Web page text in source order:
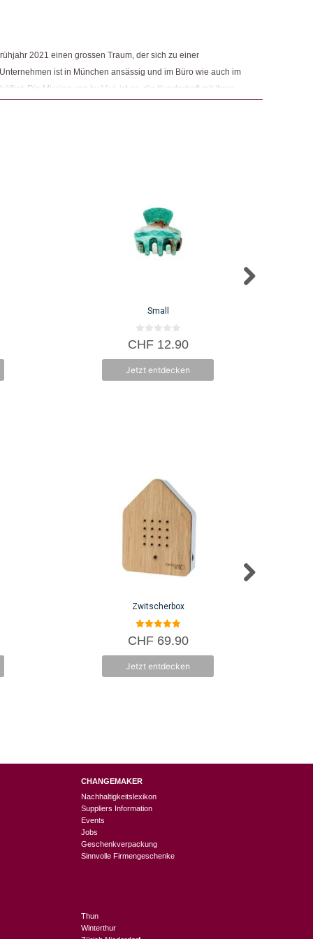
2021 einen grossen Traum, der sich zu einer
ist in München ansässig und im Büro wie auch im
Die Mission von by Vivi. ist es, die Kundschaft mit ihren
Dabei soll die Umwelt jedoch nicht ausser Acht
Small
0
v
5
CHF12.90
Jetzt entdecken
Zwitscherbox
5.00
von 5
CHF69.90
Jetzt entdecken
CHANGEMAKER
Nachhaltigkeitslexikon
Suppliers Information
Events
Jobs
Geschenkverpackung
Sinnvolle Firmengeschenke
Thun
Winterthur